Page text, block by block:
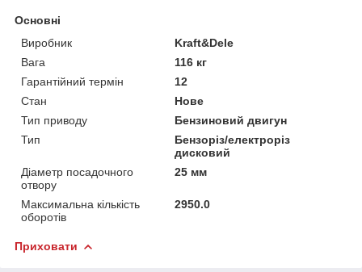
Основні
Виробник
Kraft&Dele
Вага
116 кг
Гарантійний термін
12
Стан
Нове
Тип приводу
Бензиновий двигун
Тип
Бензоріз/електроріз
дисковий
Діаметр посадочного
отвору
25 мм
Максимальна кількість
оборотів
2950.0
Приховати